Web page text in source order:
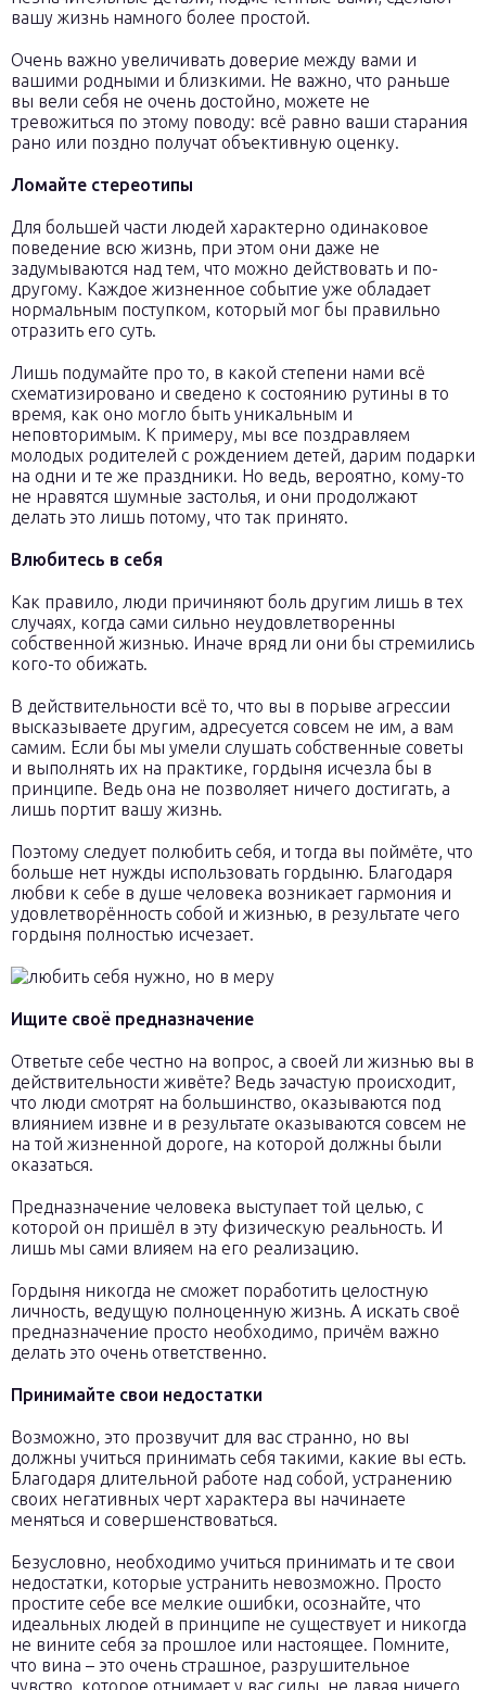
вашу жизнь намного более простой.
Очень важно увеличивать доверие между вами и
вашими родными и близкими. Не важно, что раньше
вы вели себя не очень достойно, можете не
тревожиться по этому поводу: всё равно ваши старания
рано или поздно получат объективную оценку.
Ломайте стереотипы
Для большей части людей характерно одинаковое
поведение всю жизнь, при этом они даже не
задумываются над тем, что можно действовать и по-
другому. Каждое жизненное событие уже обладает
нормальным поступком, который мог бы правильно
отразить его суть.
Лишь подумайте про то, в какой степени нами всё
схематизировано и сведено к состоянию рутины в то
время, как оно могло быть уникальным и
неповторимым. К примеру, мы все поздравляем
молодых родителей с рождением детей, дарим подарки
на одни и те же праздники. Но ведь, вероятно, кому-то
не нравятся шумные застолья, и они продолжают
делать это лишь потому, что так принято.
Влюбитесь в себя
Как правило, люди причиняют боль другим лишь в тех
случаях, когда сами сильно неудовлетворенны
собственной жизнью. Иначе вряд ли они бы стремились
кого-то обижать.
В действительности всё то, что вы в порыве агрессии
высказываете другим, адресуется совсем не им, а вам
самим. Если бы мы умели слушать собственные советы
и выполнять их на практике, гордыня исчезла бы в
принципе. Ведь она не позволяет ничего достигать, а
лишь портит вашу жизнь.
Поэтому следует полюбить себя, и тогда вы поймёте, что
больше нет нужды использовать гордыню. Благодаря
любви к себе в душе человека возникает гармония и
удовлетворённость собой и жизнью, в результате чего
гордыня полностью исчезает.
Ищите своё предназначение
Ответьте себе честно на вопрос, а своей ли жизнью вы в
действительности живёте? Ведь зачастую происходит,
что люди смотрят на большинство, оказываются под
влиянием извне и в результате оказываются совсем не
на той жизненной дороге, на которой должны были
оказаться.
Предназначение человека выступает той целью, с
которой он пришёл в эту физическую реальность. И
лишь мы сами влияем на его реализацию.
Гордыня никогда не сможет поработить целостную
личность, ведущую полноценную жизнь. А искать своё
предназначение просто необходимо, причём важно
делать это очень ответственно.
Принимайте свои недостатки
Возможно, это прозвучит для вас странно, но вы
должны учиться принимать себя такими, какие вы есть.
Благодаря длительной работе над собой, устранению
своих негативных черт характера вы начинаете
меняться и совершенствоваться.
Безусловно, необходимо учиться принимать и те свои
недостатки, которые устранить невозможно. Просто
простите себе все мелкие ошибки, осознайте, что
идеальных людей в принципе не существует и никогда
не вините себя за прошлое или настоящее. Помните,
что вина – это очень страшное, разрушительное
чувство, которое отнимает у вас силы, не давая ничего